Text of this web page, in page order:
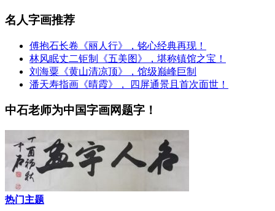
名人字画推荐
傅抱石长卷《丽人行》，铭心经典再现！
林风眠丈二钜制《五美图》，堪称镇馆之宝！
刘海粟《黄山清凉顶》，馆级巅峰巨制
潘天寿指画《晴霞》， 四屏通景且首次面世！
中石老师为中国字画网题字！
热门主题